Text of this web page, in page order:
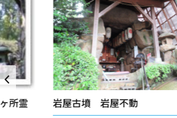
所霊 岩屋古墳 岩屋不動